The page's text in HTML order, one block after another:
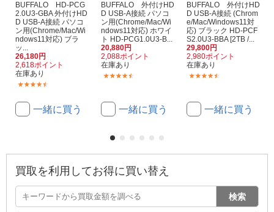
BUFFALO HD-PCG
2.0U3-GBA 外付けHD
D USB-A接続 パソコ
ン用(Chrome/Mac/Wi
ndows11対応) ブラ
ッ...
26,180円
2,618ポイント
在庫あり
一緒に買う
BUFFALO 外付けHD
D USB-A接続 パソコ
ン用(Chrome/Mac/Wi
ndows11対応) ホワイ
ト HD-PCG1.0U3-B...
20,880円
2,088ポイント
在庫あり
一緒に買う
BUFFALO 外付けHD
D USB-A接続 (Chrom
e/Mac/Windows11対
応) ブラック HD-PCF
S2.0U3-BBA [2TB /...
29,800円
2,980ポイント
在庫あり
一緒に買う
買取を利用してお得に買い替え
検索